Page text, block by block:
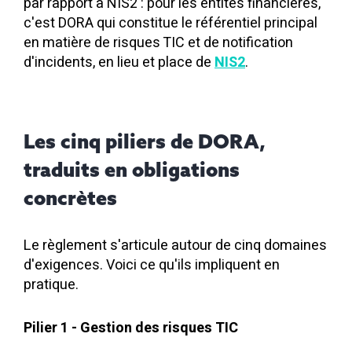
c'est DORA qui constitue le référentiel principal
en matière de risques TIC et de notification
d'incidents, en lieu et place deNIS2.
Les cinq piliers de DORA,
traduits en obligations
concrètes
Le règlement s'articule autour de cinq domaines
d'exigences. Voici ce qu'ils impliquent en
pratique.
Pilier 1 - Gestion des risques TIC